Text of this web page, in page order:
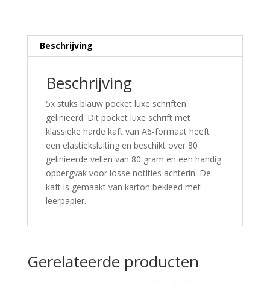
Beschrijving
Beschrijving
5x stuks blauw pocket luxe schriften
gelinieerd. Dit pocket luxe schrift met
klassieke harde kaft van A6-formaat heeft
een elastieksluiting en beschikt over 80
gelinieerde vellen van 80 gram en een handig
opbergvak voor losse notities achterin. De
kaft is gemaakt van karton bekleed met
leerpapier.
Gerelateerde producten